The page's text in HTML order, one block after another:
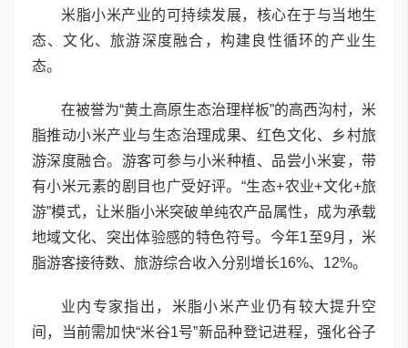
米脂小米产业的可持续发展，核心在于与当地生
态、文化、旅游深度融合，构建良性循环的产业生
态。
在被誉为“黄土高原生态治理样板”的高西沟村，米
脂推动小米产业与生态治理成果、红色文化、乡村旅
游深度融合。游客可参与小米种植、品尝小米宴，带
有小米元素的剧目也广受好评。“生态+农业+文化+旅
游”模式，让米脂小米突破单纯农产品属性，成为承载
地域文化、突出体验感的特色符号。今年1至9月，米
脂游客接待数、旅游综合收入分别增长16%、12%。
业内专家指出，米脂小米产业仍有较大提升空
间，当前需加快“米谷1号”新品种登记进程，强化谷子